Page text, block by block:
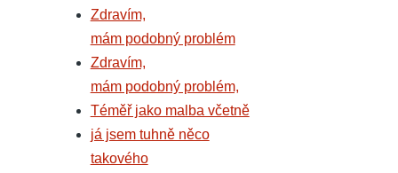
Zdravím,
mám podobný problém
Zdravím,
mám podobný problém,
Téměř jako malba včetně
já jsem tuhně něco
takového